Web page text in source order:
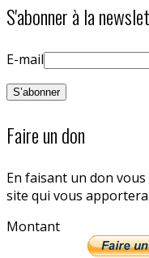
S'abonner à la
E-mail
Faire un don
En faisant un don
site qui vous
Montant